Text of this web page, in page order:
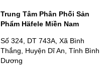
Trung Tâm Phân Phối Sản
Phẩm Häfele Miền Nam
Số 324, DT 743A, Xã Bình
Thắng, Huyện Dĩ An, Tỉnh Bình
Dương